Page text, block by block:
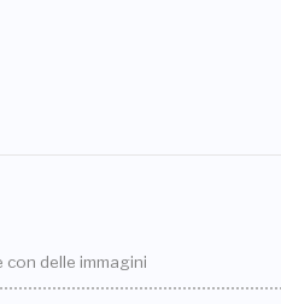
delle immagini